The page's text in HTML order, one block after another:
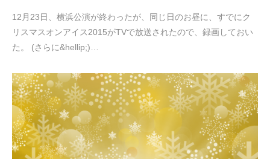
12月23日、横浜公演が終わったが、同じ日のお昼に、すでにク
リスマスオンアイス2015がTVで放送されたので、録画しておい
た。 (さらに&hellip;)…